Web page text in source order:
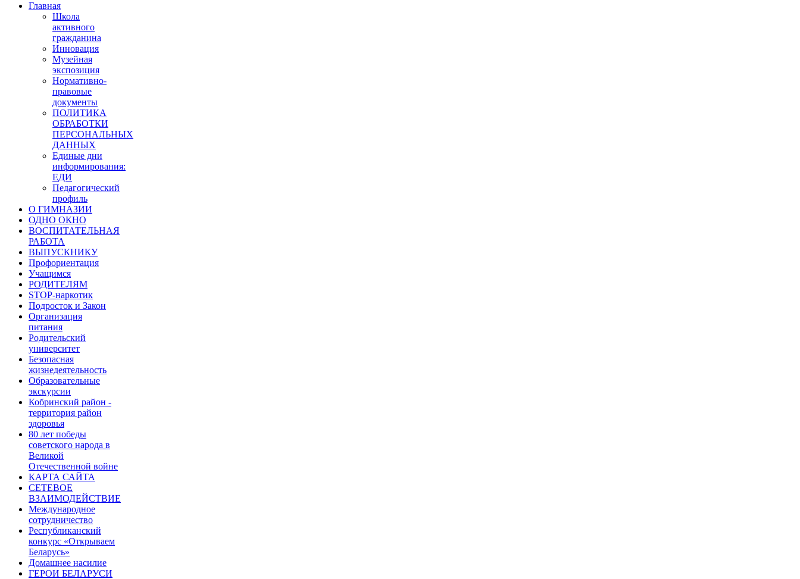
Главная
Школа
активного
гражданина
Инновация
Музейная
экспозиция
Нормативно-
правовые
документы
ПОЛИТИКА
ОБРАБОТКИ
ПЕРСОНАЛЬНЫХ
ДАННЫХ
Единые дни
информирования:
ЕДИ
Педагогический
профиль
О ГИМНАЗИИ
ОДНО ОКНО
ВОСПИТАТЕЛЬНАЯ
РАБОТА
ВЫПУСКНИКУ
Профориентация
Учащимся
РОДИТЕЛЯМ
STOP-наркотик
Подросток и Закон
Организация
питания
Родительский
университет
Безопасная
жизнедеятельность
Образовательные
экскурсии
Кобринский район -
территория район
здоровья
80 лет победы
советского народа в
Великой
Отечественной войне
КАРТА САЙТА
СЕТЕВОЕ
ВЗАИМОДЕЙСТВИЕ
Международное
сотрудничество
Республиканский
конкурс «Открываем
Беларусь»
Домашнее насилие
ГЕРОИ БЕЛАРУСИ